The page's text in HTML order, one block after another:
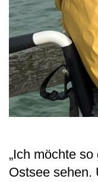
„Ich möchte
Ostsee sehen.